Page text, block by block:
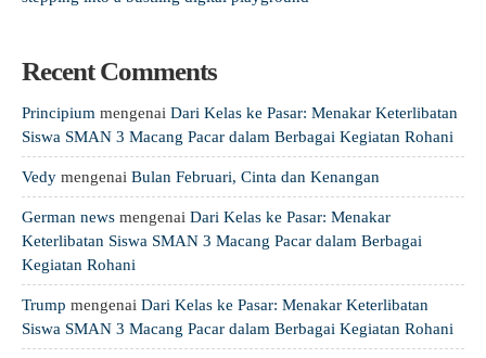
Recent Comments
Principium mengenai Dari Kelas ke Pasar: Menakar Keterlibatan
Siswa SMAN 3 Macang Pacar dalam Berbagai Kegiatan Rohani
Vedy mengenai Bulan Februari, Cinta dan Kenangan
German news mengenai Dari Kelas ke Pasar: Menakar
Keterlibatan Siswa SMAN 3 Macang Pacar dalam Berbagai
Kegiatan Rohani
Trump mengenai Dari Kelas ke Pasar: Menakar Keterlibatan
Siswa SMAN 3 Macang Pacar dalam Berbagai Kegiatan Rohani